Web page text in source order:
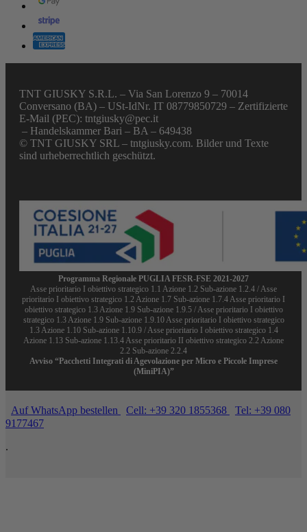
TNT GIUSKY S.R.L. – Via San Lorenzo 9 – 70014
Conversano (BA) – USt-IdNr. IT 08779850729 – Zertifizierte
E-Mail (PEC): tntgiusky@pec.it
– Handelskammer Bari – BA – 649438
© TNT GIUSKY SRL – tntgiusky.com. Bilder und Texte
sind urheberrechtlich geschützt.
Programma Regionale PUGLIA FESR-FSE 2021-2027
Asse prioritario I obiettivo strategico 1.1 Azione 1.2 Sub-azione 1.2.4 / Asse
prioritario I obiettivo strategico 1.2 Azione 1.7 Sub-azione 1.7.4 Asse prioritario I
obiettivo strategico 1.3 Azione 1.9 Sub-azione 1.9.5 / Asse prioritario I obiettivo
strategico 1.3 Azione 1.9 Sub-azione 1.9.10 Asse prioritario I obiettivo strategico
1.3 Azione 1.10 Sub-azione 1.10.9 / Asse prioritario I obiettivo strategico 1.4
Azione 1.13 Sub-azione 1.13.4 Asse prioritario II obiettivo strategico 2.2 Azione
2.2 Sub-azione 2.2.4
Avviso “Pacchetti Integrati di Agevolazione per Micro e Piccole Imprese
(MiniPIA)”
Auf WhatsApp bestellen Cell: +39 320 1855368
Tel: +39 080
9177467
.